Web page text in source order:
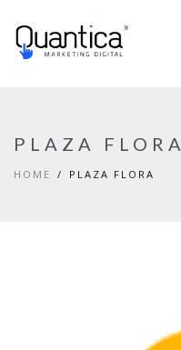
PLAZA FLORA
HOME PLAZA FLORA